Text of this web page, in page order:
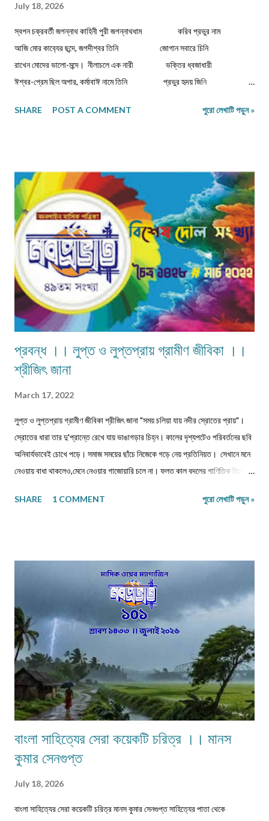
July 18, 2026
স্বপন চক্রবর্তী জগন্নাথ কাহিনী পুরী জগন্নাথধাম করিব প্রভুর নাম
আজি মোর কাব‍্যের ছন্দে, জগদীশ্বর তিনি জোগান সবারে চিনি
রাখেন মোদের ভালো-মন্দে। নীলাচলে এক নারী ভক্তির ধ্বজাধারী
ঈশ্বর-প্রেম ছিল অপার, কর্মাবাঈ নামে তিনি প্রভুর হৃদয় জিনি
SHARE
POST A COMMENT পুরো লেখাটি পড়ুন »
প্রবন্ধ ।। লুপ্ত ও লুপ্তপ্রায় গ্রামীণ জীবিকা ।।
শ্রীজিৎ জানা
March 17, 2022
লুপ্ত ও লুপ্তপ্রায় গ্রামীণ জীবিকা শ্রীজিৎ জানা "সময় চলিয়া যায় নদীর স্রোতের প্রায়"।
স্রোতের ধারা তার দু'প্রান্তে রেখে যায় ভাঙাগড়ার চিহ্ন। কালের দৃশ্যপটেও পরিবর্তনের ছবি
অনিবার্যভাবেই চোখে পড়ে। সমাজ সময়ের ছাঁচে নিজেকে গড়ে নেয় প্রতিনিয়ত। সেখানে মনে
নেওয়ায় বাধা থাকলেও,মেনে নেওয়ার গাজোয়ারি চলে না। ফলত কাল বদলের গাণিতিক হিসেবে
থাকার সংগ্রাম। মানুষের জীবনযাপনের ক্ষেত্রে আজকে যা অত্যাবশ্যকীয় কাল তার বিকল্প রূপ
এককালীন। সব পেশার লোকেরাই কত নিষ্ঠা ভরে গাঁয়ে তাদের পরিষেবা দিত। বিনিময়ে
সামান্য আয় হত তাদের। আর সেই আয়টুকুই ছিল তাদের সংসার নির্বাহের একমাত্র উপায়।
কালে কালান্তরে সেই সব পেশা,সেই সব সমাজবন্ধুরা হারিয়ে গ্যাছে। শুধুমাত্র তারা বেঁচে
আছে অগ্রজের গল্পকথায়,আর বিভিন...
SHARE 1 COMMENT পুরো লেখাটি পড়ুন »
বাংলা সাহিত্যের সেরা কয়েকটি চরিত্র ।। মানস
কুমার সেনগুপ্ত
July 18, 2026
বাংলা সাহিত্যের সেরা কয়েকটি চরিত্র মানস কুমার সেনগুপ্ত সাহিত্যের পাতা থেকে